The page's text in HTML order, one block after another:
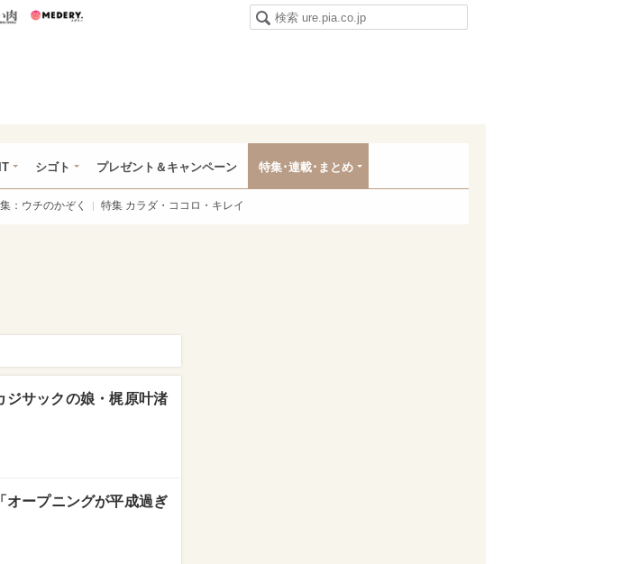
ン うまい肉
シゴト プレゼント＆キャンペーン 特集･連載･まとめ
：ウチのかぞく 特集 カラダ・ココロ・キレイ
ジサックの娘・梶原叶渚
オープニングが平成過ぎ